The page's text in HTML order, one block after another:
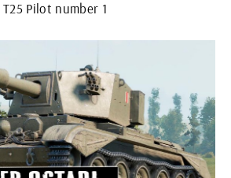
T25 Pilot number 1